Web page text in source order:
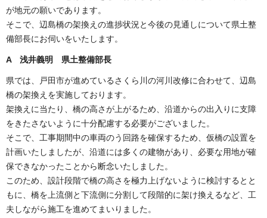
が地元の願いであります。
そこで、辺島橋の架換えの進捗状況と今後の見通しについて県土整
備部長にお伺いをいたします。
A 浅井義明 県土整備部長
県では、戸田市が進めているさくら川の河川改修に合わせて、辺島
橋の架換えを実施しております。
架換えに当たり、橋の高さが上がるため、沿道からの出入りに支障
をきたさないように十分配慮する必要がございました。
そこで、工事期間中の車両のう回路を確保するため、仮橋の設置を
計画いたしましたが、沿道には多くの建物があり、必要な用地が確
保できなかったことから断念いたしました。
このため、設計段階で橋の高さを極力上げないように検討するとと
もに、橋を上流側と下流側に分割して段階的に架け換えるなど、工
夫しながら施工を進めてまいりました。